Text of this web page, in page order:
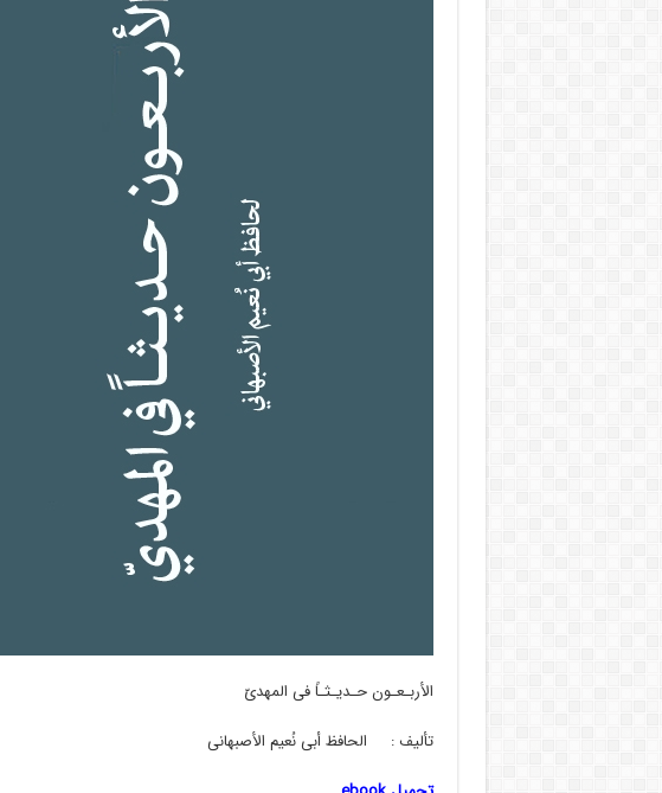
الأربـعـون حـدیـثـاً فی المهدیّ
تألیف : الحافظ أبی نُعیم الأصبهانی